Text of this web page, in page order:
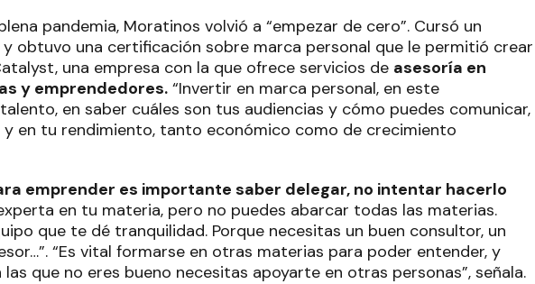
pandemia, Moratinos volvió a “empezar de cero”. Cursó un
obtuvo una certificación sobre marca personal que le permitió crear
una empresa con la que ofrece servicios de asesoría en
y emprendedores.“Invertir en marca personal, en este
en saber cuáles son tus audiencias y cómo puedes comunicar,
en tu rendimiento, tanto económico como de crecimiento
emprender es importante saber delegar, no intentar hacerlo
en tu materia, pero no puedes abarcar todas las materias.
que te dé tranquilidad. Porque necesitas un buen consultor, un
“Es vital formarse en otras materias para poder entender, y
que no eres bueno necesitas apoyarte en otras personas”, señala.